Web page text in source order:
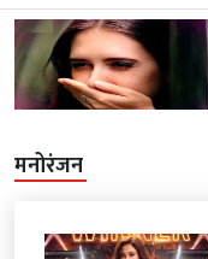
मनोरंजन